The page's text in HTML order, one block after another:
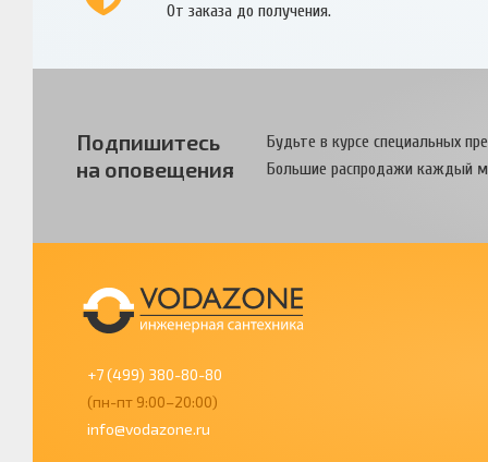
От заказа до получения.
Подпишитесь
на оповещения
Будьте в курсе специальных
Большие распродажи каждый
+7 (499) 380-80-80
(пн-пт 9:00–20:00)
info@vodazone.ru